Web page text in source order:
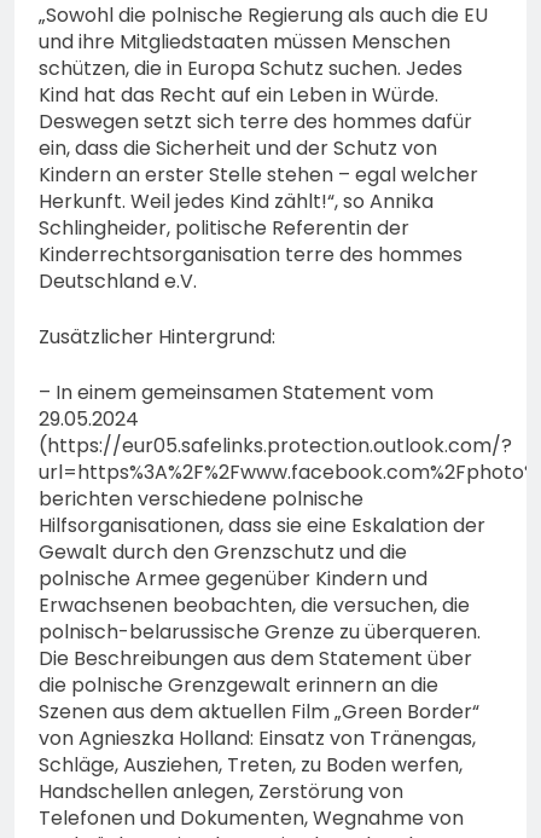
„Sowohl die polnische Regierung als auch die EU
und ihre Mitgliedstaaten müssen Menschen
schützen, die in Europa Schutz suchen. Jedes
Kind hat das Recht auf ein Leben in Würde.
Deswegen setzt sich terre des hommes dafür
ein, dass die Sicherheit und der Schutz von
Kindern an erster Stelle stehen – egal welcher
Herkunft. Weil jedes Kind zählt!“, so Annika
Schlingheider, politische Referentin der
Kinderrechtsorganisation terre des hommes
Deutschland e.V.
Zusätzlicher Hintergrund:
– In einem gemeinsamen Statement vom
29.05.2024
(https://eur05.safelinks.protection.outlook.com/?
berichten verschiedene polnische
Hilfsorganisationen, dass sie eine Eskalation der
Gewalt durch den Grenzschutz und die
polnische Armee gegenüber Kindern und
Erwachsenen beobachten, die versuchen, die
polnisch-belarussische Grenze zu überqueren.
Die Beschreibungen aus dem Statement über
die polnische Grenzgewalt erinnern an die
Szenen aus dem aktuellen Film „Green Border“
von Agnieszka Holland: Einsatz von Tränengas,
Schläge, Ausziehen, Treten, zu Boden werfen,
Handschellen anlegen, Zerstörung von
Telefonen und Dokumenten, Wegnahme von